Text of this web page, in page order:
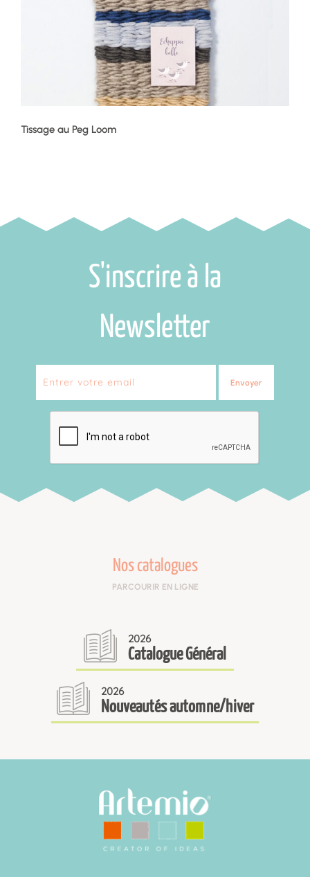
Tissage au Peg Loom
S'inscrire à la
Newsletter
Envoyer
Nos catalogues
PARCOURIR EN LIGNE
2026
Catalogue Général
2026
Nouveautés automne/hiver